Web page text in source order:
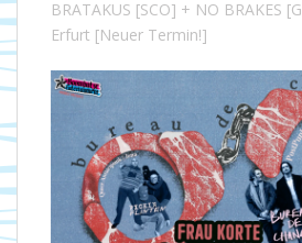
BRATAKUS [SCO] + NO BRAKES
Erfurt [Neuer Termin!]